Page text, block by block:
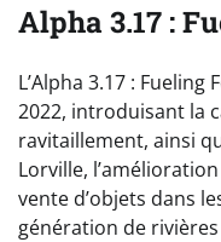
Alpha 3.17 :
L’Alpha 3.17 :
2022, introduisant la
ravitaillement, ainsi
Lorville,
vente d’objets dans
génération de